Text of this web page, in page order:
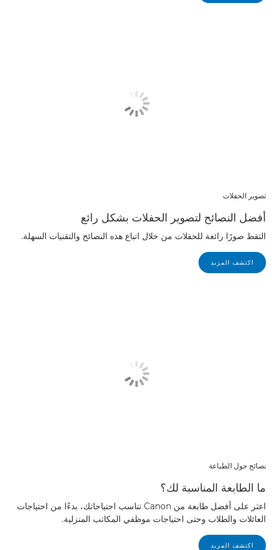
تصوير الحفلات
أفضل النصائح لتصوير الحفلات بشكل رائع
التقط صورًا رائعة للحفلات من خلال اتباع هذه النصائح والتقنيات السهلة.
اكتشف المزيد
نصائح حول الطباعة
ما الطابعة المناسبة لك؟
اعثر على أفضل طابعة من Canon تناسب احتياجاتك، بدءًا من احتياجات
العائلات والطلاب وحتى احتياجات موظفي المكاتب المنزلية.
اكتشف المزيد